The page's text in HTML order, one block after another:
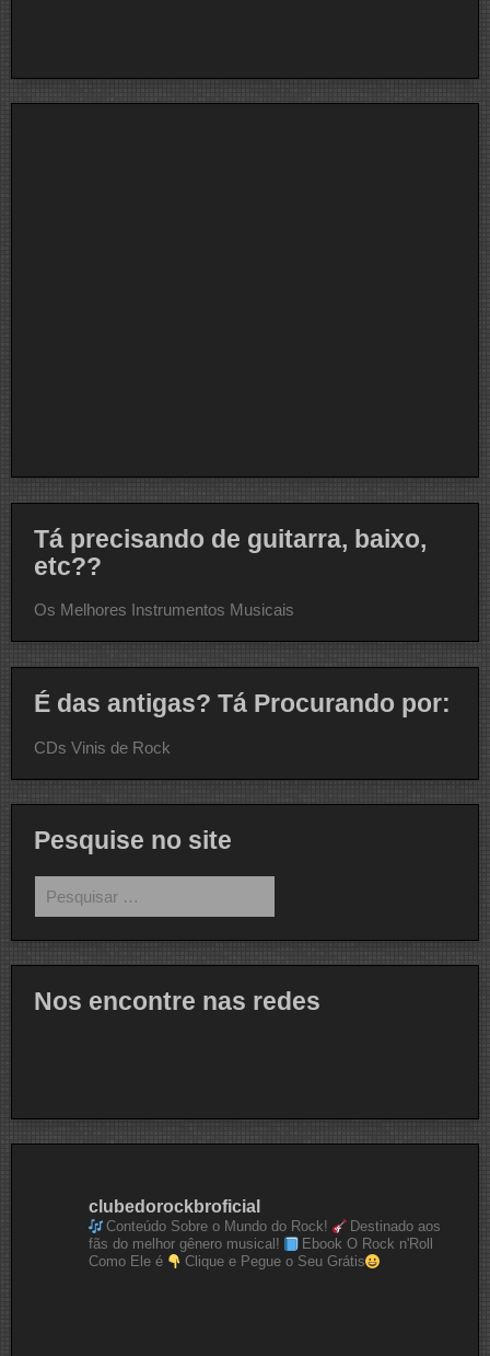
Tá precisando de guitarra, baixo,
etc??
Os Melhores Instrumentos Musicais
É das antigas? Tá Procurando por:
CDs Vinis de Rock
Pesquise no site
por:
Nos encontre nas redes
clubedorockbroficial
Conteúdo Sobre o Mundo do Rock!
Destinado aos
fãs do melhor gênero musical!
Ebook O Rock n'Roll
Como Ele é
Clique e Pegue o Seu Grátis